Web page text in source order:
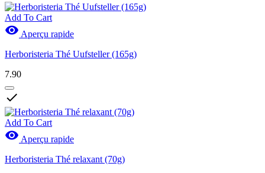
Add To Cart
 Aperçu rapide
Herboristeria Thé Uufsteller (165g)
7.90

Add To Cart
 Aperçu rapide
Herboristeria Thé relaxant (70g)